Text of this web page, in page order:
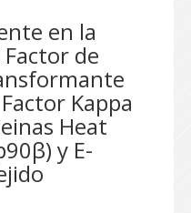
en la
de
Kappa
Heat
y E-